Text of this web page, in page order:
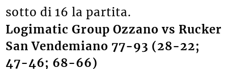
sotto di 16 la partita.
Logimatic Group Ozzano vs Rucker
San Vendemiano 77-93 (28-22;
47-46; 68-66)